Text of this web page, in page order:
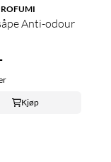
Anti-odour
Kjøp